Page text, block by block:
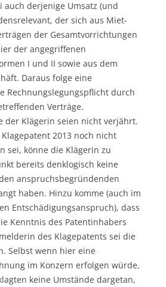
auch derjenige Umsatz (und
der sich aus Miet-
der Gesamtvorrichtungen
der angegriffenen
I und II sowie aus dem
Daraus folge eine
Rechnungslegungspflicht durch
Verträge.
der Klägerin seien nicht verjährt.
2013 noch nicht
sei, könne die Klägerin zu
bereits denklogisch keine
anspruchsbegründenden
haben. Hinzu komme (auch im
Entschädigungsanspruch), dass
Kenntnis des Patentinhabers
des Klagepatents sei die
Selbst wenn hier eine
im Konzern erfolgen würde,
keine Umstände dargetan,